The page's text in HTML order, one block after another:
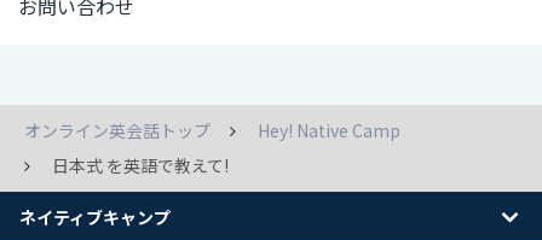
お問い合わせ
オンライン英会話トップ
Hey! Native Camp
日本式 を英語で教えて!
ネイティブキャンプ